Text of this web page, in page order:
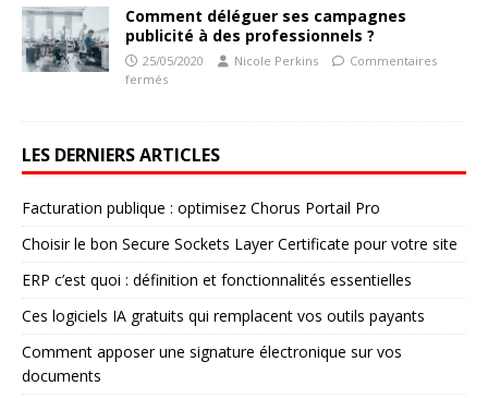
Comment déléguer ses campagnes
publicité à des professionnels ?
25/05/2020 Nicole Perkins
Commentaires
fermés
LES DERNIERS ARTICLES
Facturation publique : optimisez Chorus Portail Pro
Choisir le bon Secure Sockets Layer Certificate pour votre site
ERP c’est quoi : définition et fonctionnalités essentielles
Ces logiciels IA gratuits qui remplacent vos outils payants
Comment apposer une signature électronique sur vos
documents